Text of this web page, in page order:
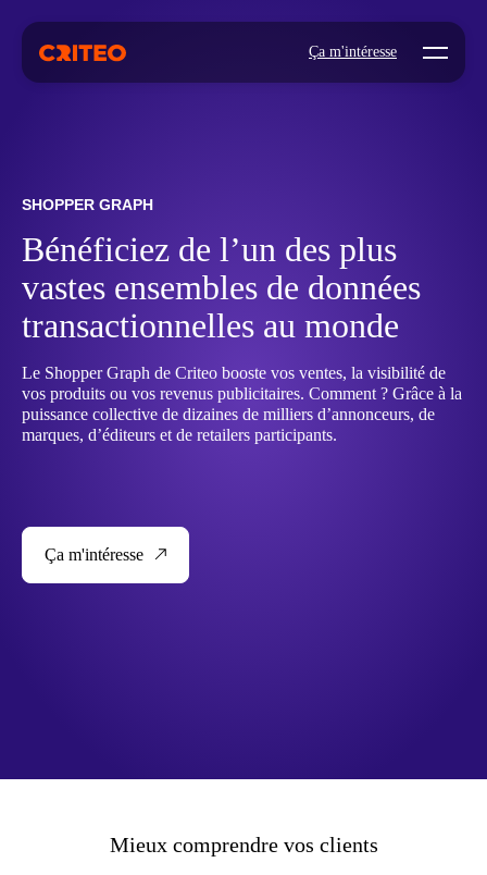
Ça m'intéresse Open
SHOPPER GRAPH
Bénéficiez de l’un des plus
vastes ensembles de données
transactionnelles au monde
Le Shopper Graph de Criteo booste vos ventes, la visibilité de
vos produits ou vos revenus publicitaires. Comment ? Grâce à la
puissance collective de dizaines de milliers d’annonceurs, de
marques, d’éditeurs et de retailers participants.
Ça m'intéresse
Mieux comprendre vos clients